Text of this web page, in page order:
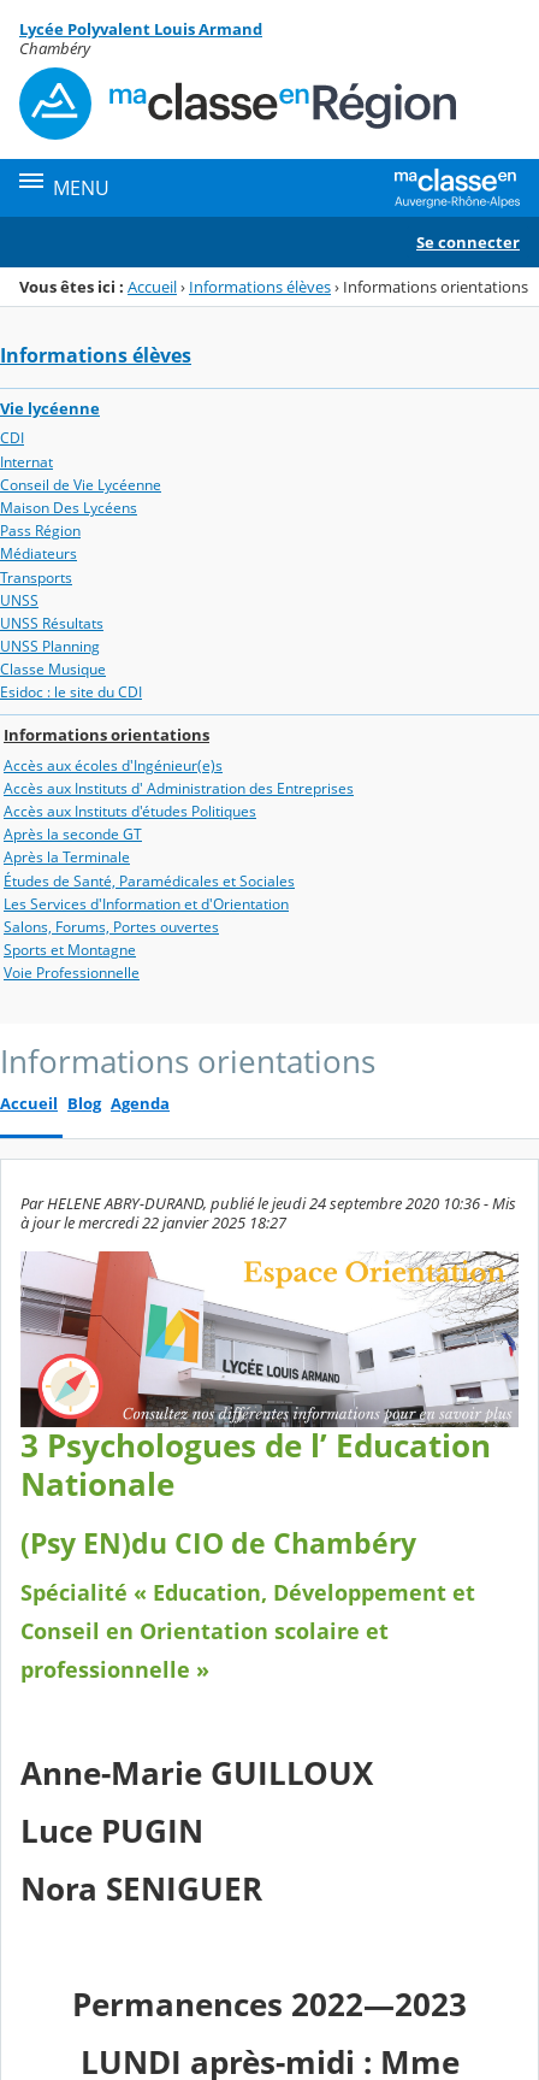
Menu de la rubrique
Contenu
Lycée Polyvalent Louis Armand
Chambéry
MENU
Se connecter
Vous êtes ici : Accueil› Informations élèves› Informations orientations
Informations élèves
Vie lycéenne
CDI
Internat
Conseil de Vie Lycéenne
Maison Des Lycéens
Pass Région
Médiateurs
Transports
UNSS
UNSS Résultats
UNSS Planning
Classe Musique
Esidoc : le site du CDI
Informations orientations
Accès aux écoles d'Ingénieur(e)s
Accès aux Instituts d' Administration des Entreprises
Accès aux Instituts d'études Politiques
Après la seconde GT
Après la Terminale
Études de Santé, Paramédicales et Sociales
Les Services d'Information et d'Orientation
Salons, Forums, Portes ouvertes
Sports et Montagne
Voie Professionnelle
Informations orientations
Accueil Blog Agenda
Par HELENE ABRY-DURAND, publié le jeudi 24 septembre 2020 10:36 - Mis
à jour le mercredi 22 janvier 2025 18:27
3 Psychologues de l’ Education
Nationale
(Psy EN)du CIO de Chambéry
Spécialité « Education, Développement et
Conseil en Orientation scolaire et
professionnelle »
Anne-Marie GUILLOUX
Luce PUGIN
Nora SENIGUER
Permanences 2022—2023
LUNDI après-midi : Mme